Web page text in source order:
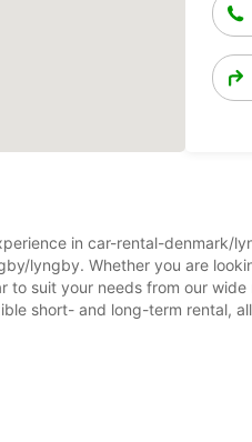
in car-rental-
lyngby. Whether you are
suit your needs from our
short- and long-term rental,